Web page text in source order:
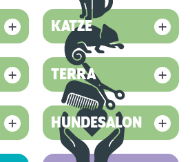
KATZE
TERRA
HUNDESALON